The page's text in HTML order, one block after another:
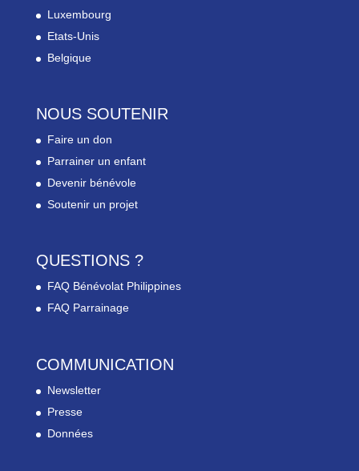
Luxembourg
Etats-Unis
Belgique
NOUS SOUTENIR
Faire un don
Parrainer un enfant
Devenir bénévole
Soutenir un projet
QUESTIONS ?
FAQ Bénévolat Philippines
FAQ Parrainage
COMMUNICATION
Newsletter
Presse
Données